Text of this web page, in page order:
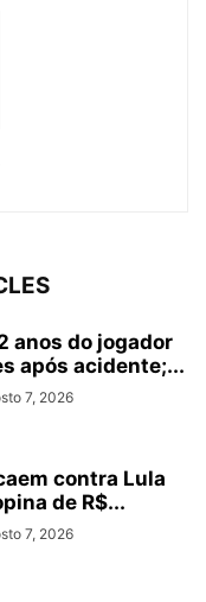
anos do jogador
após acidente;...
7, 2026
contra Lula
de R$...
7, 2026